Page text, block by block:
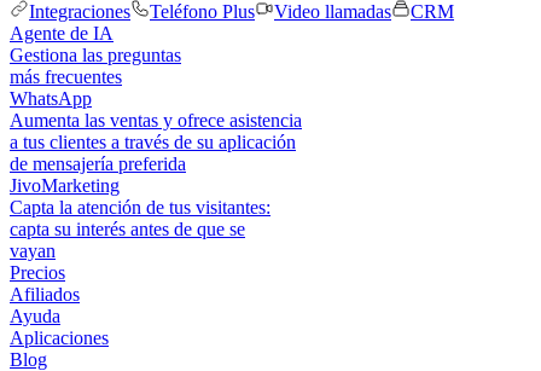
Integraciones
Teléfono Plus Video llamadas
CRM
Agente de IA
Gestiona las preguntas
más frecuentes
WhatsApp
Aumenta las ventas y ofrece asistencia
a tus clientes a través de su aplicación
de mensajería preferida
JivoMarketing
Capta la atención de tus visitantes:
capta su interés antes de que se
vayan
Precios
Afiliados
Ayuda
Aplicaciones
Blog